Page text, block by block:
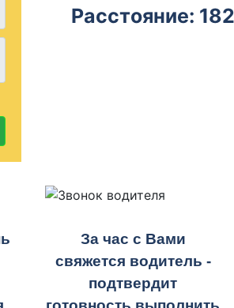
Расстояние:
За час с Вами
свяжется водитель -
подтвердит